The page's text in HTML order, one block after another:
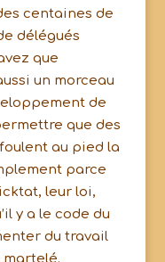
centaines de
délégués
que
un morceau
de
que des
au pied la
parce
leur loi,
y a le code du
du travail
martelé.